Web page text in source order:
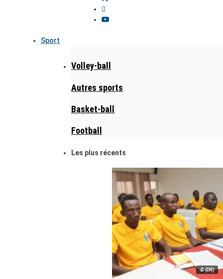
Sport
Volley-ball
Autres sports
Basket-ball
Football
Les plus récents
© (DR)